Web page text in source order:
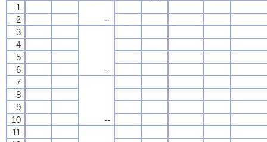
1
--
2
3
--
4
5
6
7
--
8
9
10
11